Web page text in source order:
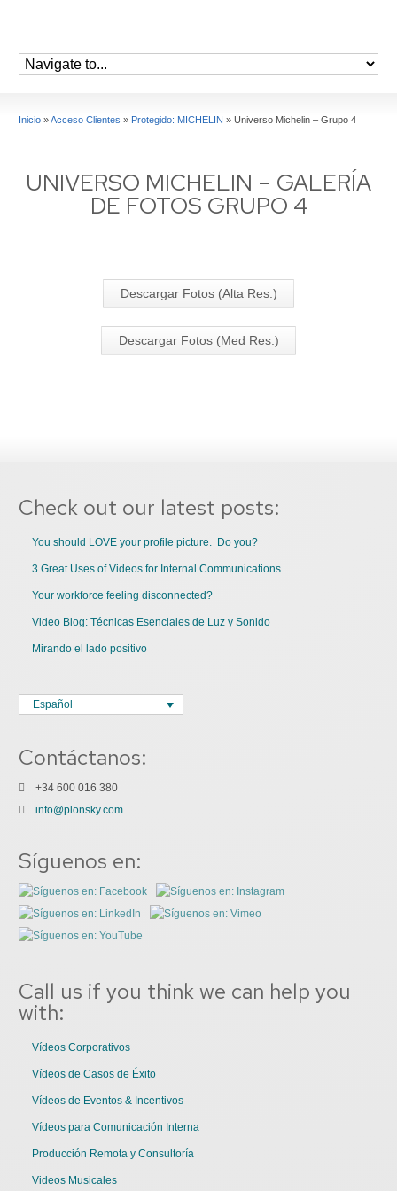
Inicio »Acceso Clientes » Protegido: MICHELIN » Universo Michelin – Grupo 4
UNIVERSO MICHELIN – GALERÍA
DE FOTOS GRUPO 4
Descargar Fotos (Alta Res.)
Descargar Fotos (Med Res.)
Check out our latest posts:
You should LOVE your profile picture. Do you?
3 Great Uses of Videos for Internal Communications
Your workforce feeling disconnected?
Video Blog: Técnicas Esenciales de Luz y Sonido
Mirando el lado positivo
Español
Contáctanos:
+34 600 016 380
info@plonsky.com
Síguenos en:
Call us if you think we can help you
with:
Vídeos Corporativos
Vídeos de Casos de Éxito
Vídeos de Eventos & Incentivos
Vídeos para Comunicación Interna
Producción Remota y Consultoría
Videos Musicales